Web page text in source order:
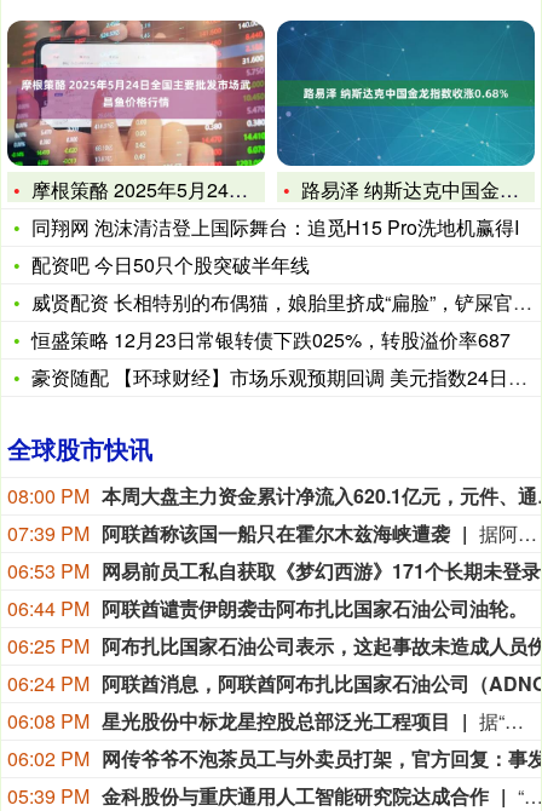
摩根策酪 2025年5月24日全国主要批发市场武昌鱼价格行情
路易泽 纳斯达克中国金龙指数收涨0.68%
同翔网 泡沫清洁登上国际舞台：追觅H15 Pro洗地机赢得I
配资吧 今日50只个股突破半年线
威贤配资 长相特别的布偶猫，娘胎里挤成“扁脸”，铲屎官不嫌弃
恒盛策略 12月23日常银转债下跌025%，转股溢价率687
豪资随配 【环球财经】市场乐观预期回调 美元指数24日显著回
全球股市快讯
08:00 PM
本周大盘主力
07:39 PM 阿联酋称该国一船只在霍尔木兹海峡遭袭
据阿联酋通讯社8月8日报道，阿布扎比国家石油公司证实，该公司一艘船只当天凌晨在通过霍尔木兹海峡时遭导弹袭击。阿布扎比国家石油公司说，袭击未造成人员受伤，目前局面可控。该公司并未提供遭袭船只具体类型、导弹来源以及船只受损情况等更多细节。（新华社）
06:53 PM
06:44 PM 阿联酋谴责伊朗袭击阿布扎比国家石油公司油轮。
06:25 PM
06:24 PM
06:08 PM 星光股份中标龙星控股总部泛光工程项目
据“星光股份”公众号消息，近日，星光股份成功中标龙星控股总部泛光工程项目。
06:02 PM
05:39 PM 金科股份与重庆通用人工智能研究院达成合作
“金科股份”公众号消息，2026年8月，金科地产集团股份有限公司（简称“金科股份”）与重庆通用人工智能研究院在重庆正式签署全方位合作协议。双方将依托通用人工智能前沿技术，落地不动产全场景智慧解决方案，合力打造重庆“人工智能+不动产”产业标杆项目。